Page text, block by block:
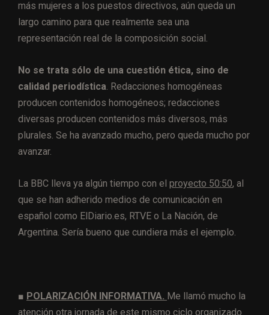
más mujeres a los puestos directivos, aún queda un
largo camino para que realmente sea una
representación real de la composición social.
No se trata sólo de una cuestión ética, sino de
calidad periodística . Redacciones homogéneas
producen contenidos homogéneos; redacciones
diversas producen contenidos más diversos, más
plurales. Se ha avanzado mucho, pero queda mucho por
avanzar.
La BBC lleva ya algún tiempo con el proyecto 50:50, al
que se han adherido medios de comunicación en
español como ElDiario.es, RTVE o La Nación, de
Argentina. Sería bueno que cundiera más el ejemplo.
■ POLARIZACIÓN INFORMATIVA. Me llamó mucho la
atención otra jornada de este mismo ciclo organizado